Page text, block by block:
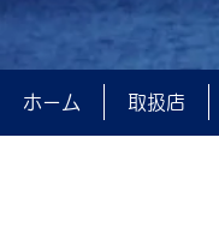
ホーム 取扱店